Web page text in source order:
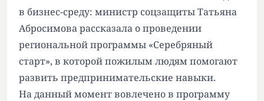
в бизнес-среду: министр соцзащиты Татьяна
Абросимова рассказала о проведении
региональной программы «Серебряный
старт», в которой пожилым людям помогают
развить предпринимательские навыки.
На данный момент вовлечено в программу